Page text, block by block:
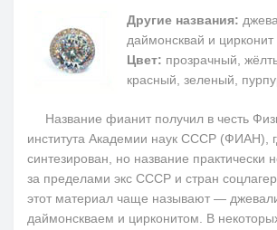
Другие названия:
даймонсквай и цирконит
Цвет: прозрачный,
красный, зеленый,
Название фианит получил в честь
института Академии наук СССР (ФИАН),
синтезирован, но название практически
за пределами экс СССР и стран
этот материал чаще называют —
даймонскваем и цирконитом. В